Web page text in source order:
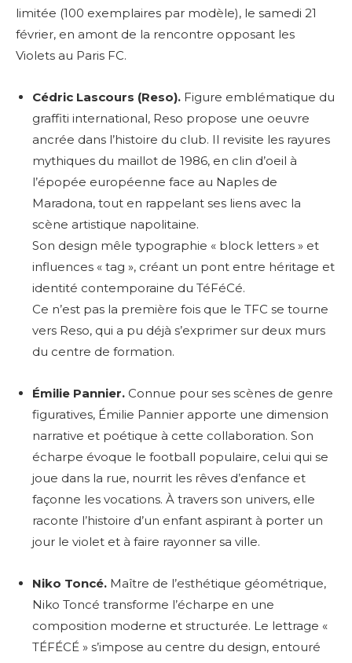
limitée (100 exemplaires par modèle), le samedi 21
février, en amont de la rencontre opposant les
Violets au Paris FC.
Cédric Lascours (Reso). Figure emblématique du
graffiti international, Reso propose une oeuvre
ancrée dans l’histoire du club. Il revisite les rayures
mythiques du maillot de 1986, en clin d’oeil à
l’épopée européenne face au Naples de
Maradona, tout en rappelant ses liens avec la
scène artistique napolitaine.
Son design mêle typographie « block letters » et
influences « tag », créant un pont entre héritage et
identité contemporaine du TéFéCé.
Ce n’est pas la première fois que le TFC se tourne
vers Reso, qui a pu déjà s’exprimer sur deux murs
du centre de formation.
Émilie Pannier. Connue pour ses scènes de genre
figuratives, Émilie Pannier apporte une dimension
narrative et poétique à cette collaboration. Son
écharpe évoque le football populaire, celui qui se
joue dans la rue, nourrit les rêves d’enfance et
façonne les vocations. À travers son univers, elle
raconte l’histoire d’un enfant aspirant à porter un
jour le violet et à faire rayonner sa ville.
Niko Toncé. Maître de l’esthétique géométrique,
Niko Toncé transforme l’écharpe en une
composition moderne et structurée. Le lettrage «
TÉFÉCÉ » s’impose au centre du design, entouré